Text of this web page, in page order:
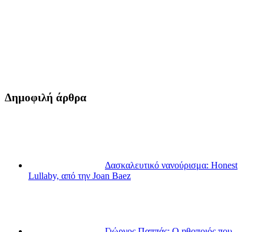
Δημοφιλή άρθρα
Δασκαλευτικό νανούρισμα: Honest
Lullaby, από την Joan Baez